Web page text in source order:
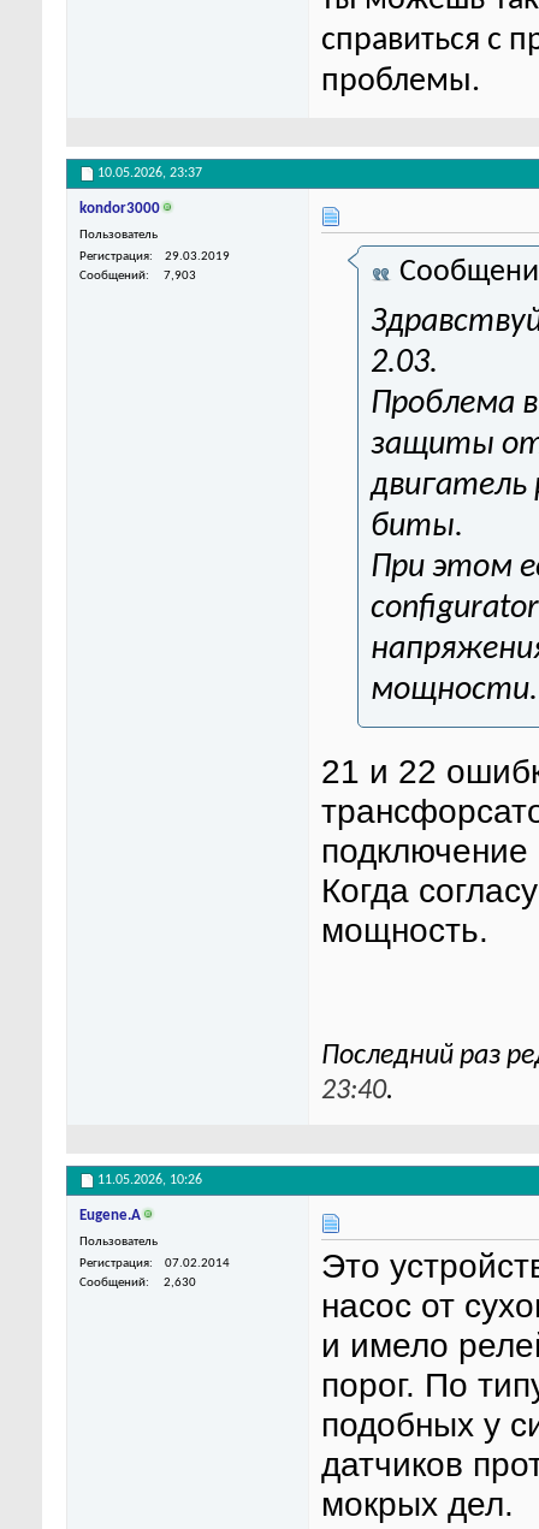
справиться с
проблемы.
10.05.2026, 23:37
kondor3000
Пользователь
Регистрация
29.03.2019
Сообщений
7,903
2.03.
Проблема
защиты
биты.
При этом
мощности.
21 и 22
Когда
мощность.
Последний раз
23:40.
11.05.2026, 10:26
Eugene.A
Пользователь
Регистрация
07.02.2014
Сообщений
2,630
Это
насос от
и имело
порог. По
подобных у
датчиков
мокрых дел.